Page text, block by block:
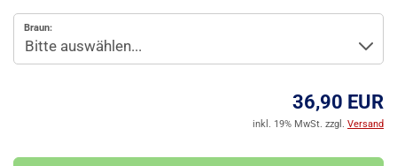
Braun:
36,90 EUR
inkl. 19% MwSt. zzgl. Versand